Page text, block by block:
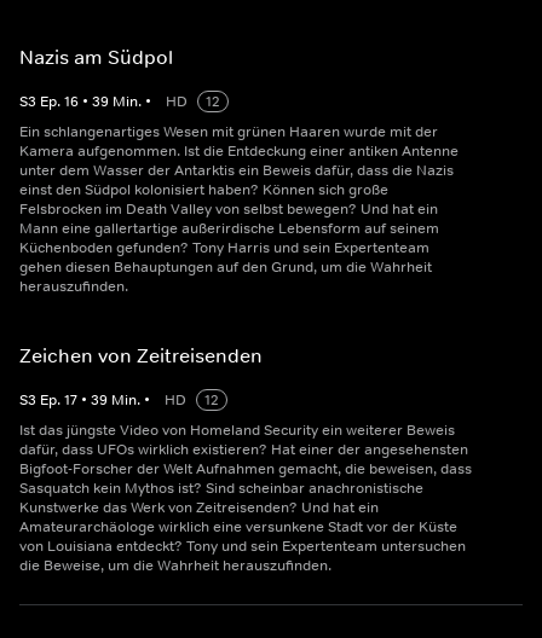
Nazis am Südpol
S3 Ep.16 • 39 Min. • HD
12
Ein schlangenartiges Wesen mit grünen Haaren wurde mit der
Kamera aufgenommen. Ist die Entdeckung einer antiken Antenne
unter dem Wasser der Antarktis ein Beweis dafür, dass die Nazis
einst den Südpol kolonisiert haben? Können sich große
Felsbrocken im Death Valley von selbst bewegen? Und hat ein
Mann eine gallertartige außerirdische Lebensform auf seinem
Küchenboden gefunden? Tony Harris und sein Expertenteam
gehen diesen Behauptungen auf den Grund, um die Wahrheit
herauszufinden.
Zeichen von Zeitreisenden
S3 Ep.17 • 39 Min. • HD
12
Ist das jüngste Video von Homeland Security ein weiterer Beweis
dafür, dass UFOs wirklich existieren? Hat einer der angesehensten
Bigfoot-Forscher der Welt Aufnahmen gemacht, die beweisen, dass
Sasquatch kein Mythos ist? Sind scheinbar anachronistische
Kunstwerke das Werk von Zeitreisenden? Und hat ein
Amateurarchäologe wirklich eine versunkene Stadt vor der Küste
von Louisiana entdeckt? Tony und sein Expertenteam untersuchen
die Beweise, um die Wahrheit herauszufinden.